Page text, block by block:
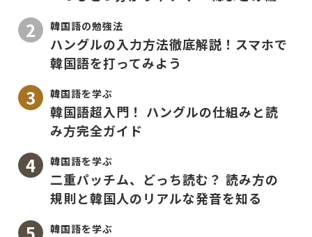
韓国語の勉強法
ハングルの入力方法徹底解説！スマホで
韓国語を打ってみよう
韓国語を学ぶ
韓国語超入門！ ハングルの仕組みと読
み方完全ガイド
韓国語を学ぶ
二重パッチム、どっち読む？ 読み方の
規則と韓国人のリアルな発音を知る
韓国語を学ぶ